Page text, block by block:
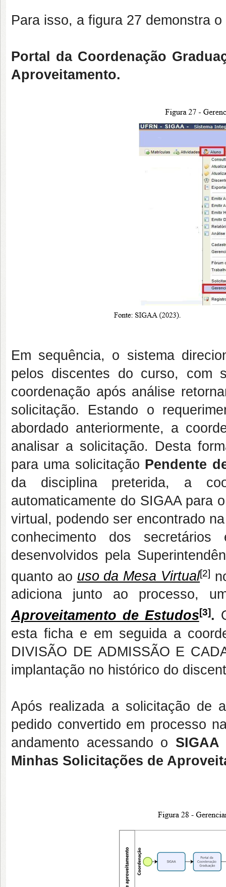
Para isso, a figura 27 demonstra
Portal da Coordenação
Aproveitamento.
Em sequência, o sistema
pelos discentes do curso, com
coordenação após análise
solicitação. Estando o
abordado anteriormente, a
analisar a solicitação. Desta
para uma solicitação Pendente
da disciplina preterida, a
automaticamente do SIGAA para
virtual, podendo ser encontrado
conhecimento dos
desenvolvidos pela
quanto ao uso da Mesa Virtual[2]
adiciona junto ao processo,
Aproveitamento de Estudos[3].
esta ficha e em seguida a
DIVISÃO DE ADMISSÃO E
implantação no histórico do
Após realizada a solicitação de
pedido convertido em processo
andamento acessando o
Minhas Solicitações de